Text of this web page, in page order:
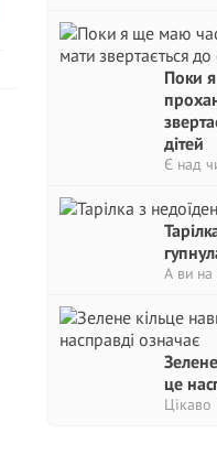
Поки
дітей
Є над
А ви на
це
Цікаво